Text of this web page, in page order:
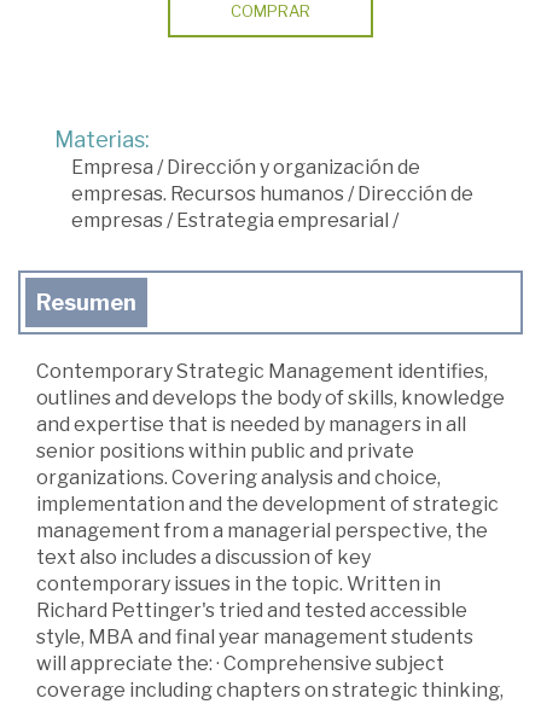
COMPRAR
Materias:
Empresa /Dirección y organización de
empresas. Recursos humanos/Dirección de
empresas/Estrategia empresarial /
Resumen
Contemporary Strategic Management identifies,
outlines and develops the body of skills, knowledge
and expertise that is needed by managers in all
senior positions within public and private
organizations. Covering analysis and choice,
implementation and the development of strategic
management from a managerial perspective, the
text also includes a discussion of key
contemporary issues in the topic. Written in
Richard Pettinger's tried and tested accessible
style, MBA and final year management students
will appreciate the: · Comprehensive subject
coverage including chapters on strategic thinking,